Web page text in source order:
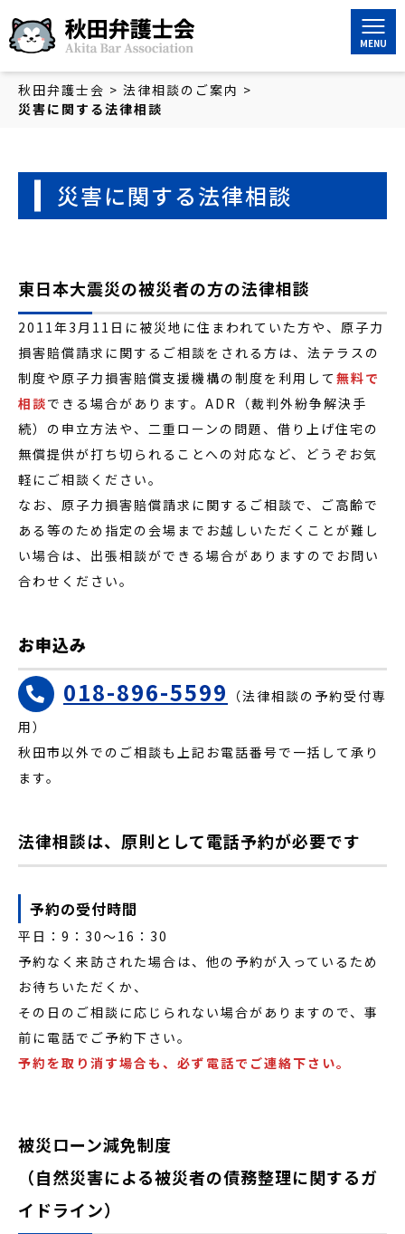
秋田弁護士会
秋田弁護士会 > 法律相談のご案内 >
災害に関する法律相談
災害に関する法律相談
東日本大震災の被災者の方の法律相談
2011年3月11日に被災地に住まわれていた方や、原子力
損害賠償請求に関するご相談をされる方は、法テラスの
制度や原子力損害賠償支援機構の制度を利用して 無料で
相談できる場合があります。ADR（裁判外紛争解決手
続）の申立方法や、二重ローンの問題、借り上げ住宅の
無償提供が打ち切られることへの対応など、どうぞお気
軽にご相談ください。
なお、原子力損害賠償請求に関するご相談で、ご高齢で
ある等のため指定の会場までお越しいただくことが難し
い場合は、出張相談ができる場合がありますのでお問い
合わせください。
お申込み
018-896-5599
（法律相談の予約受付専
用）
秋田市以外でのご相談も上記お電話番号で一括して承り
ます。
法律相談は、原則として電話予約が必要です
予約の受付時間
平日：9：30〜16：30
予約なく来訪された場合は、他の予約が入っているため
お待ちいただくか、
その日のご相談に応じられない場合がありますので、事
前に電話でご予約下さい。
予約を取り消す場合も、必ず電話でご連絡下さい。
被災ローン減免制度
（自然災害による被災者の債務整理に関するガ
イドライン）